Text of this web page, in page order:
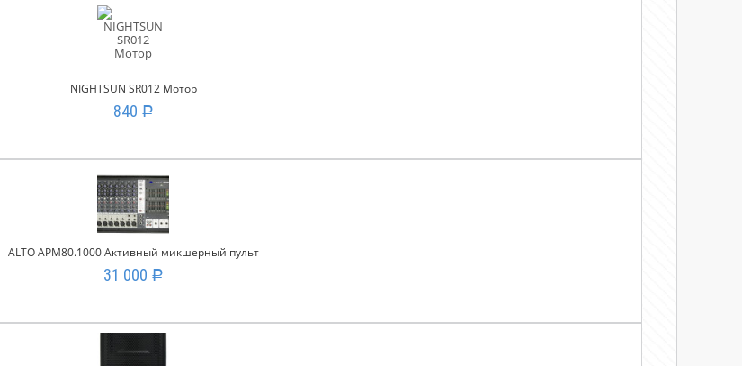
NIGHTSUN SR012 Мотор
840 Р
ALTO APM80.1000 Активный микшерный пульт
31 000 Р